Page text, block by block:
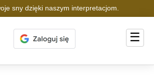
sny dzięki naszym interpretacjom.
☰